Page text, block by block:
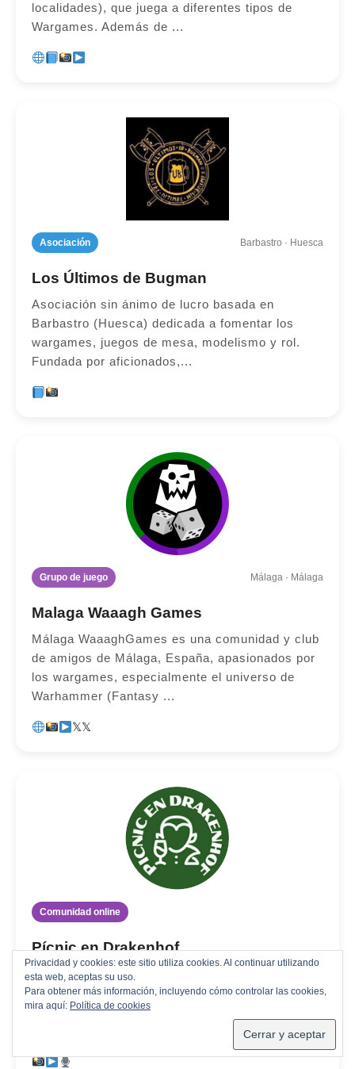
localidades), que juega a diferentes tipos de
Wargames. Además de ...
Asociación Barbastro · Huesca
Los Últimos de Bugman
Asociación sin ánimo de lucro basada en
Barbastro (Huesca) dedicada a fomentar los
wargames, juegos de mesa, modelismo y rol.
Fundada por aficionados,...
Grupo de juego Málaga · Málaga
Malaga Waaagh Games
Málaga WaaaghGames es una comunidad y club
de amigos de Málaga, España, apasionados por
los wargames, especialmente el universo de
Warhammer (Fantasy ...
𝕏𝕏
Comunidad online
Pícnic en Drakenhof
Pícnic en Drakenhof es un prolífico canal online
en el que encontrarás a un pequeño grupo de
amigos apasionados del Warhammer, que usan
SUSCRIBIRSE
Privacidad y cookies: este sitio utiliza cookies. Al continuar utilizando
esta web, aceptas su uso.
Para obtener más información, incluyendo cómo controlar las cookies,
mira aquí: Política de cookies